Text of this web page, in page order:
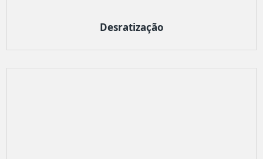
Desratização